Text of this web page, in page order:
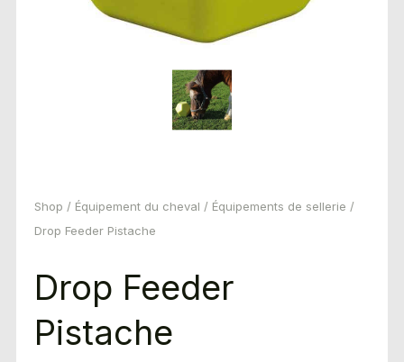
Shop / Équipement du cheval / Équipements de sellerie /
Drop Feeder Pistache
Drop Feeder
Pistache